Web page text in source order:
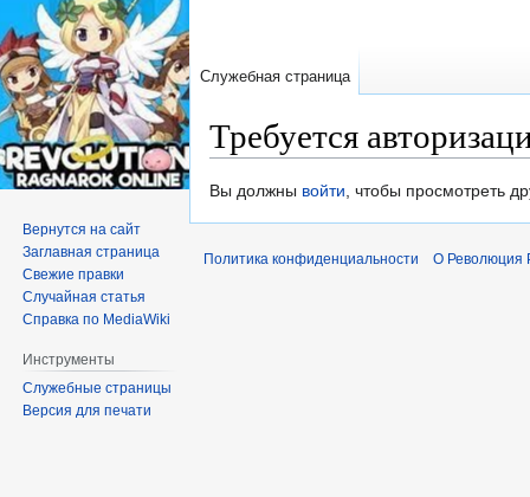
Требуется
Перейти
Перейти
Вы должны войти, чтобы просмотреть
Служебная страница
Вернутся на сайт
Заглавная страница
Свежие правки
Случайная статья
Справка по MediaWiki
Инструменты
Служебные страницы
Версия для печати
Политика конфиденциальности О Революция